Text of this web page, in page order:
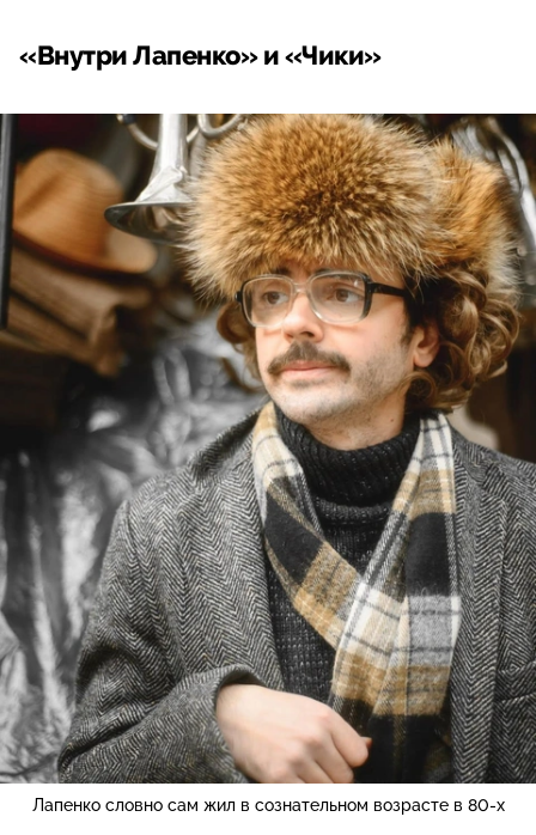
«Внутри Лапенко» и «Чики»
Лапенко словно сам жил в сознательном возрасте в 80-х